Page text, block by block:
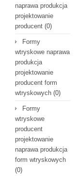
naprawa produkcja
projektowanie
producent (0)
Formy
wtryskowe naprawa
produkcja
projektowanie
producent form
wtryskowych (0)
Formy
wtryskowe
producent
projektowanie
naprawa produkcja
form wtryskowych
(0)